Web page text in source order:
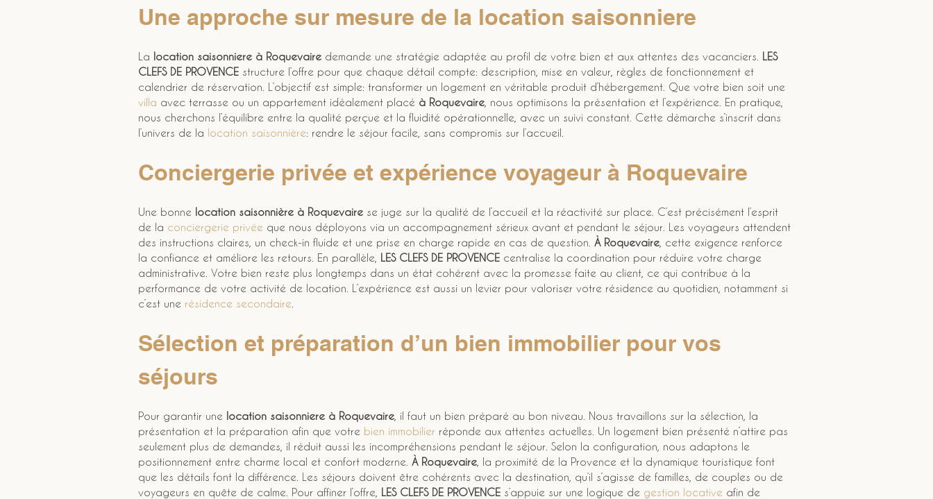
Une approche sur mesure de la location saisonniere
La location saisonniere à Roquevaire demande une stratégie adaptée au profil de votre bien et aux attentes des vacanciers. LES
CLEFS DE PROVENCE structure l’offre pour que chaque détail compte: description, mise en valeur, règles de fonctionnement et
calendrier de réservation. L’objectif est simple: transformer un logement en véritable produit d’hébergement. Que votre bien soit une
villa avec terrasse ou un appartement idéalement placé à Roquevaire , nous optimisons la présentation et l’expérience. En pratique,
nous cherchons l’équilibre entre la qualité perçue et la fluidité opérationnelle, avec un suivi constant. Cette démarche s’inscrit dans
l’univers de la location saisonnière: rendre le séjour facile, sans compromis sur l’accueil.
Conciergerie privée et expérience voyageur à Roquevaire
Une bonne location saisonnière à Roquevaire se juge sur la qualité de l’accueil et la réactivité sur place. C’est précisément l’esprit
de la conciergerie privée que nous déployons via un accompagnement sérieux avant et pendant le séjour. Les voyageurs attendent
des instructions claires, un check-in fluide et une prise en charge rapide en cas de question. À Roquevaire , cette exigence renforce
la confiance et améliore les retours. En parallèle, LES CLEFS DE PROVENCE centralise la coordination pour réduire votre charge
administrative. Votre bien reste plus longtemps dans un état cohérent avec la promesse faite au client, ce qui contribue à la
performance de votre activité de location. L’expérience est aussi un levier pour valoriser votre résidence au quotidien, notamment si
c’est une résidence secondaire
Sélection et préparation d’un bien immobilier pour vos
séjours
Pour garantir une location saisonniere à Roquevaire , il faut un bien préparé au bon niveau. Nous travaillons sur la sélection, la
présentation et la préparation afin que votre bien immobilier réponde aux attentes actuelles. Un logement bien présenté n’attire pas
seulement plus de demandes, il réduit aussi les incompréhensions pendant le séjour. Selon la configuration, nous adaptons le
positionnement entre charme local et confort moderne. À Roquevaire , la proximité de la Provence et la dynamique touristique font
que les détails font la différence. Les séjours doivent être cohérents avec la destination, qu’il s’agisse de familles, de couples ou de
voyageurs en quête de calme. Pour affiner l’offre, LES CLEFS DE PROVENCE s’appuie sur une logique de gestion locative afin de